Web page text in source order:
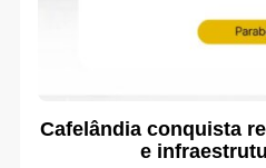
Cafelândia conquista
e